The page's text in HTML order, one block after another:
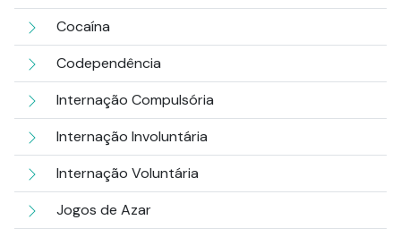
Cocaína
Codependência
Internação Compulsória
Internação Involuntária
Internação Voluntária
Jogos de Azar